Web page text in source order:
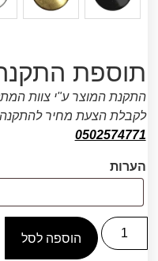
תוספת
התקנת המוצר ע"י צוות
לקבלת הצעת מחיר להתקנה
0502574771
הערות
הוספה לסל